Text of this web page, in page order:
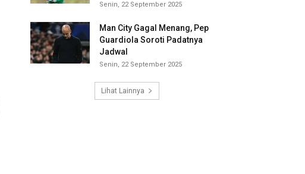
Senin, 22 September 2025
Man City Gagal Menang, Pep
Guardiola Soroti Padatnya
Jadwal
Senin, 22 September 2025
Lihat Lainnya